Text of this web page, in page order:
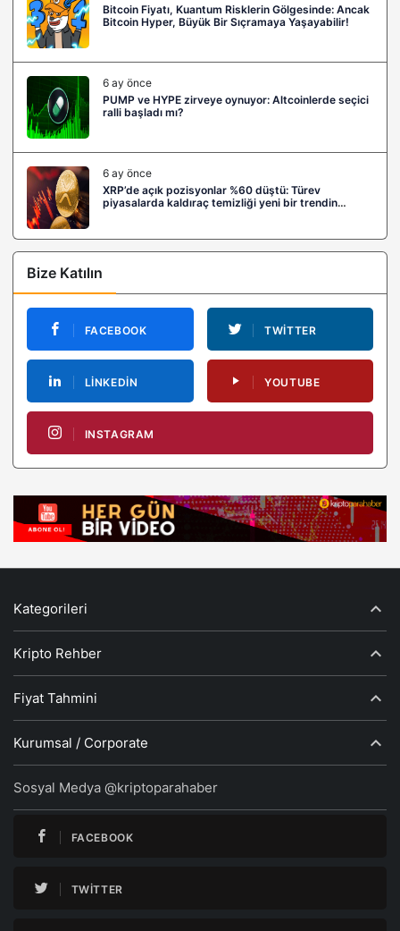
Bitcoin Fiyatı, Kuantum Risklerin Gölgesinde: Ancak
Bitcoin Hyper, Büyük Bir Sıçramaya Yaşayabilir!
6 ay önce
PUMP ve HYPE zirveye oynuyor: Altcoinlerde seçici
ralli başladı mı?
6 ay önce
XRP’de açık pozisyonlar %60 düştü: Türev
piyasalarda kaldıraç temizliği yeni bir trendin
Bize Katılın
FACEBOOK TWITTER
LINKEDIN YOUTUBE
INSTAGRAM
Kategorileri
Kripto Rehber
Fiyat Tahmini
Kurumsal / Corporate
Sosyal Medya @kriptoparahaber
FACEBOOK
TWITTER